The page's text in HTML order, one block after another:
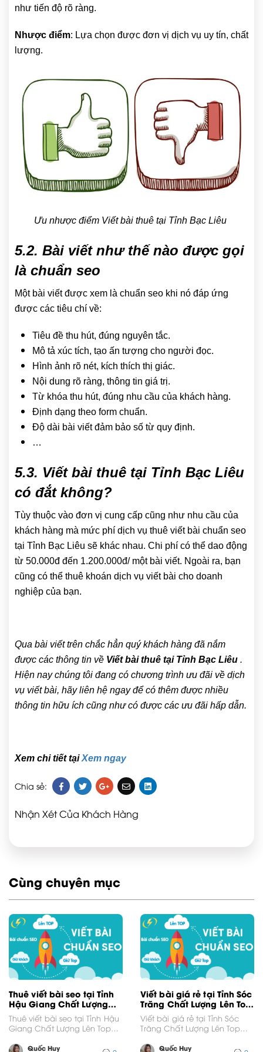
như tiến độ rõ ràng.
Nhược điểm: Lựa chọn được đơn vị dịch vụ uy tín, chất
lượng.
Ưu nhược điểm Viết bài thuê tại Tỉnh Bạc Liêu
5.2. Bài viết như thế nào được gọi
là chuẩn seo
Một bài viết được xem là chuẩn seo khi nó đáp ứng
được các tiêu chí về:
Tiêu đề thu hút, đúng nguyên tắc.
Mô tả xúc tích, tạo ấn tượng cho người đọc.
Hình ảnh rõ nét, kích thích thị giác.
Nội dung rõ ràng, thông tin giá trị.
Từ khóa thu hút, đúng nhu cầu của khách hàng.
Định dạng theo form chuẩn.
Độ dài bài viết đảm bảo số từ quy định.
…
5.3. Viết bài thuê tại Tỉnh Bạc Liêu
có đắt không?
Tùy thuộc vào đơn vị cung cấp cũng như nhu cầu của
khách hàng mà mức phí dịch vụ thuê viết bài chuẩn seo
tại Tỉnh Bạc Liêu sẽ khác nhau. Chi phí có thể dao động
từ 50.000đ đến 1.200.000đ/ một bài viết. Ngoài ra, bạn
cũng có thể thuê khoán dịch vụ viết bài cho doanh
nghiệp của bạn.
Qua bài viết trên chắc hẳn quý khách hàng đã nắm
được các thông tin về Viết bài thuê tại Tỉnh Bạc Liêu .
Hiện nay chúng tôi đang có chương trình ưu đãi về dịch
vụ viết bài, hãy liên hệ ngay để có thêm được nhiều
thông tin hữu ích cũng như có được các ưu đãi hấp dẫn.
Xem chi tiết tạiXem ngay
Chia sẻ:
Nhận Xét Của Khách Hàng
Cùng chuyên mục
Thuê viết bài seo tại Tỉnh
Hậu Giang Chất Lượng
Lên Top Google
Thuê viết bài seo tại Tỉnh Hậu
Giang Chất Lượng Lên Top
tranh khốc...
Quốc Huy
Viết bài giá rẻ tại Tỉnh Sóc
Trăng Chất Lượng Lên Top
Google
Viết bài giá rẻ tại Tỉnh Sóc
Trăng Chất Lượng Lên Top
tranh khốc...
Quốc Huy